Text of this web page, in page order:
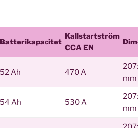
Batterikapacitet
Kallstartström
CCA EN
52 Ah 470 A
mm
54 Ah 530 A
mm